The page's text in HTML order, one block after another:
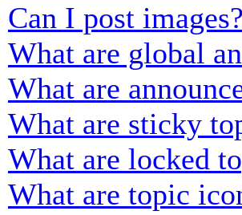
Can I post images?
What are global
What are
What are sticky
What are locked
What are topic